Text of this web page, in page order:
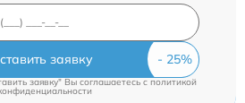
заявку
заявку" Вы соглашаетесь cполитикой